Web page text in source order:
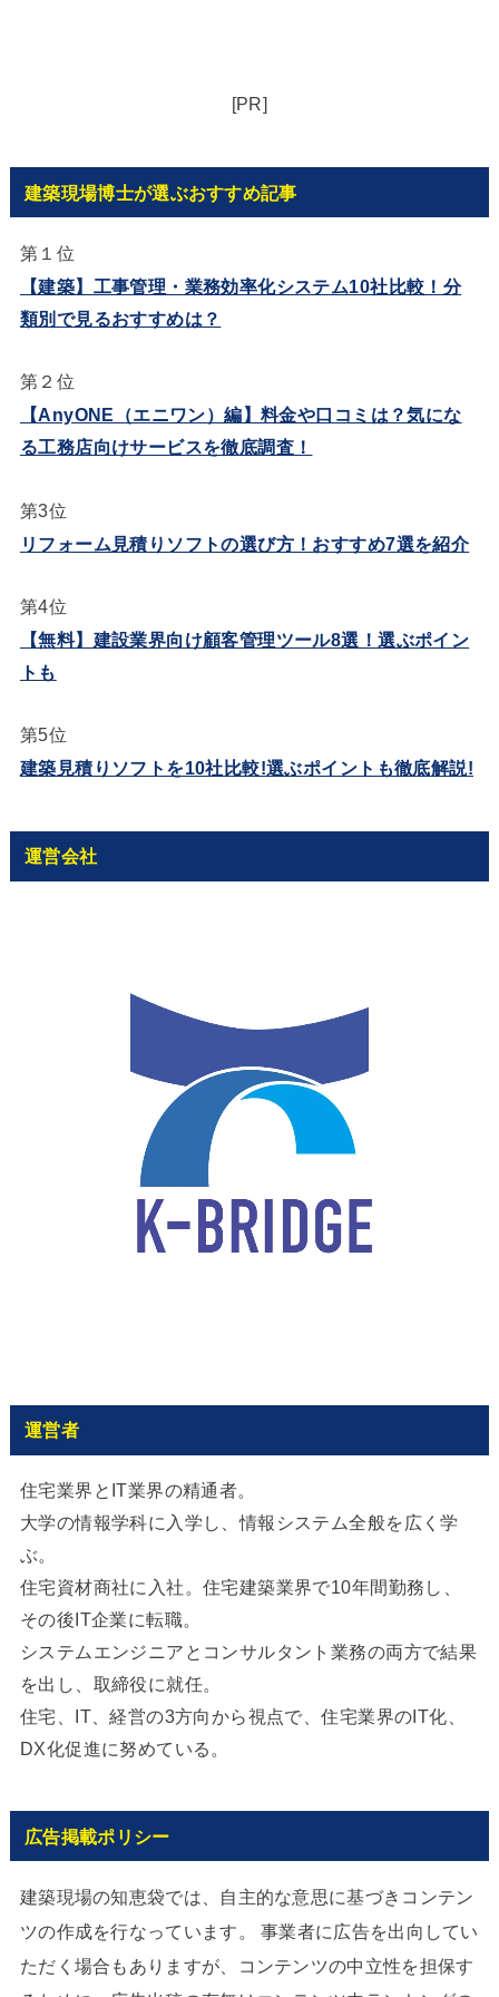
[PR]
建築現場博士が選ぶおすすめ記事
第１位
【建築】工事管理・業務効率化システム10社比較！分
類別で見るおすすめは？
第２位
【AnyONE（エニワン）編】料金や口コミは？気にな
る工務店向けサービスを徹底調査！
第3位
リフォーム見積りソフトの選び方！おすすめ7選を紹介
第4位
【無料】建設業界向け顧客管理ツール8選！選ぶポイン
トも
第5位
建築見積りソフトを10社比較!選ぶポイントも徹底解説!
運営会社
運営者
住宅業界とIT業界の精通者。
大学の情報学科に入学し、情報システム全般を広く学
ぶ。
住宅資材商社に入社。住宅建築業界で10年間勤務し、
その後IT企業に転職。
システムエンジニアとコンサルタント業務の両方で結果
を出し、取締役に就任。
住宅、IT、経営の3方向から視点で、住宅業界のIT化、
DX化促進に努めている。
広告掲載ポリシー
建築現場の知恵袋では、自主的な意思に基づきコンテン
ツの作成を行なっています。 事業者に広告を出向してい
ただく場合もありますが、コンテンツの中立性を担保す